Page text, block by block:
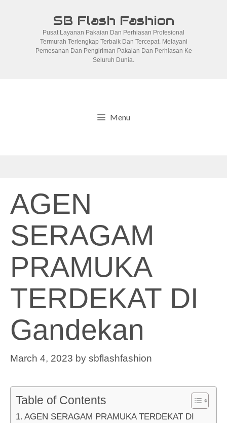
SB Flash Fashion
Pusat Layanan Pakaian Dan Perhiasan Profesional
Termurah Terlengkap Terbaik Dan Tercepat. Melayani
Pemesanan Dan Pengiriman Pakaian Dan Perhiasan Ke
Seluruh Dunia.
Menu
AGEN
SERAGAM
PRAMUKA
TERDEKAT DI
Gandekan
March 4, 2023 by sbflashfashion
Table of Contents
AGEN SERAGAM PRAMUKA TERDEKAT DI